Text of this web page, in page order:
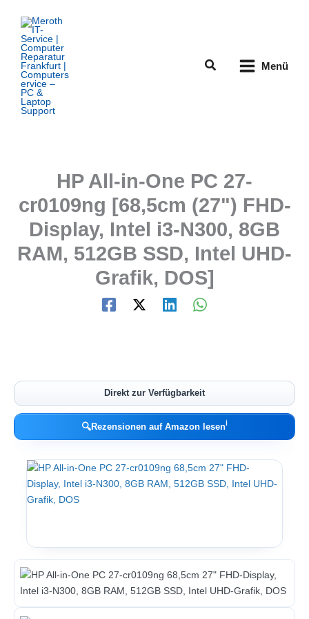
Inhalt
springen
Suchen Menü
HP All-in-One PC 27-
cr0109ng [68,5cm (27") FHD-
Display, Intel i3-N300, 8GB
RAM, 512GB SSD, Intel UHD-
Grafik, DOS]
Direkt zur Verfügbarkeit
🔍Rezensionen auf Amazon lesenℹ︎